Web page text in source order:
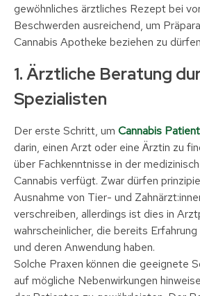
gewöhnliches ärztliches Rezept bei
Beschwerden ausreichend, um
Cannabis Apotheke beziehen zu
1. Ärztliche Beratung
Spezialisten
Der erste Schritt, um Cannabis
darin, einen Arzt oder eine Ärztin zu
über Fachkenntnisse in der
Cannabis verfügt. Zwar dürfen
Ausnahme von Tier- und
verschreiben, allerdings ist dies in
wahrscheinlicher, die bereits
und deren Anwendung haben.
Solche Praxen können die geeignete
auf mögliche Nebenwirkungen